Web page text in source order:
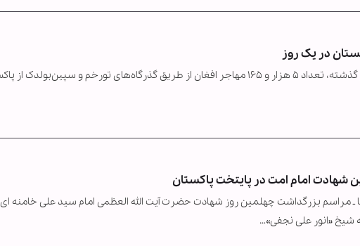
کمیسیون امور مهاجران طالبان اعلام کرد که روز گذشته، تعداد ۵ هزار و ۱۶۵ مهاجر افغان از طریق گذرگاه‌های تورخم و سپین‌بولدک
شهادت امام امت در پایتخت پاکستان
ـ مراسم بزرگداشت چهلمین روز شهادت حضرت آیت الله العظمی امام سید علی خامنه
شیخ «انور علی نجفی»…